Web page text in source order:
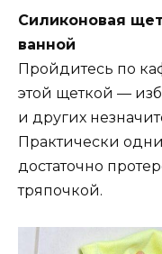
Силиконовая
ванной
Пройдитесь по
этой щеткой —
и других
Практически
достаточно
тряпочкой.